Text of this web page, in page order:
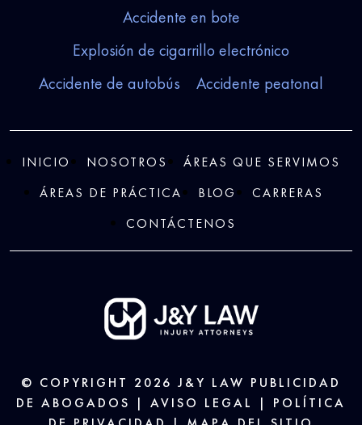
Accidente en bote
Explosión de cigarrillo electrónico
Accidente de autobús
Accidente peatonal
INICIO NOSOTROS
ÁREAS QUE SERVIMOS
ÁREAS DE PRÁCTICA
BLOG
CARRERAS
CONTÁCTENOS
© COPYRIGHT 2026 J&Y LAW PUBLICIDAD
DE ABOGADOS | AVISO LEGAL | POLÍTICA